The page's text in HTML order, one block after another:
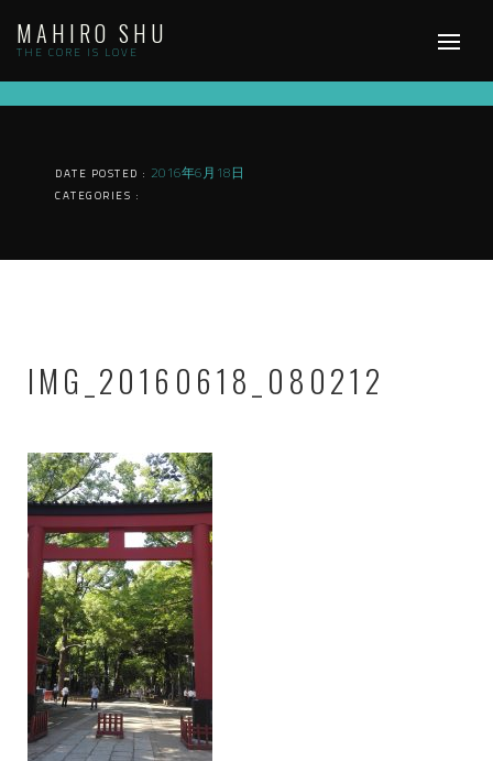
content
MAHIRO SHU
THE CORE IS LOVE
DATE POSTED : 2016年6月18日
CATEGORIES :
IMG_20160618_080212